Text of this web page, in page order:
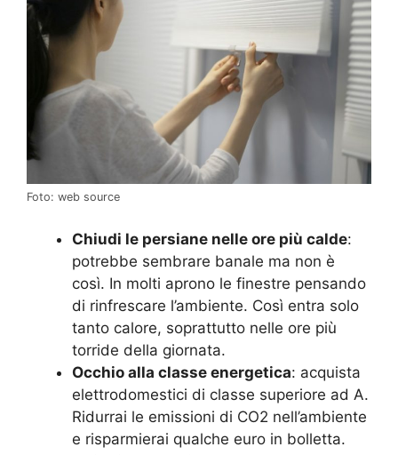
Foto: web source
Chiudi le persiane nelle ore più calde:
potrebbe sembrare banale ma non è
così. In molti aprono le finestre pensando
di rinfrescare l’ambiente. Così entra solo
tanto calore, soprattutto nelle ore più
torride della giornata.
Occhio alla classe energetica: acquista
elettrodomestici di classe superiore ad A.
Ridurrai le emissioni di CO2 nell’ambiente
e risparmierai qualche euro in bolletta.